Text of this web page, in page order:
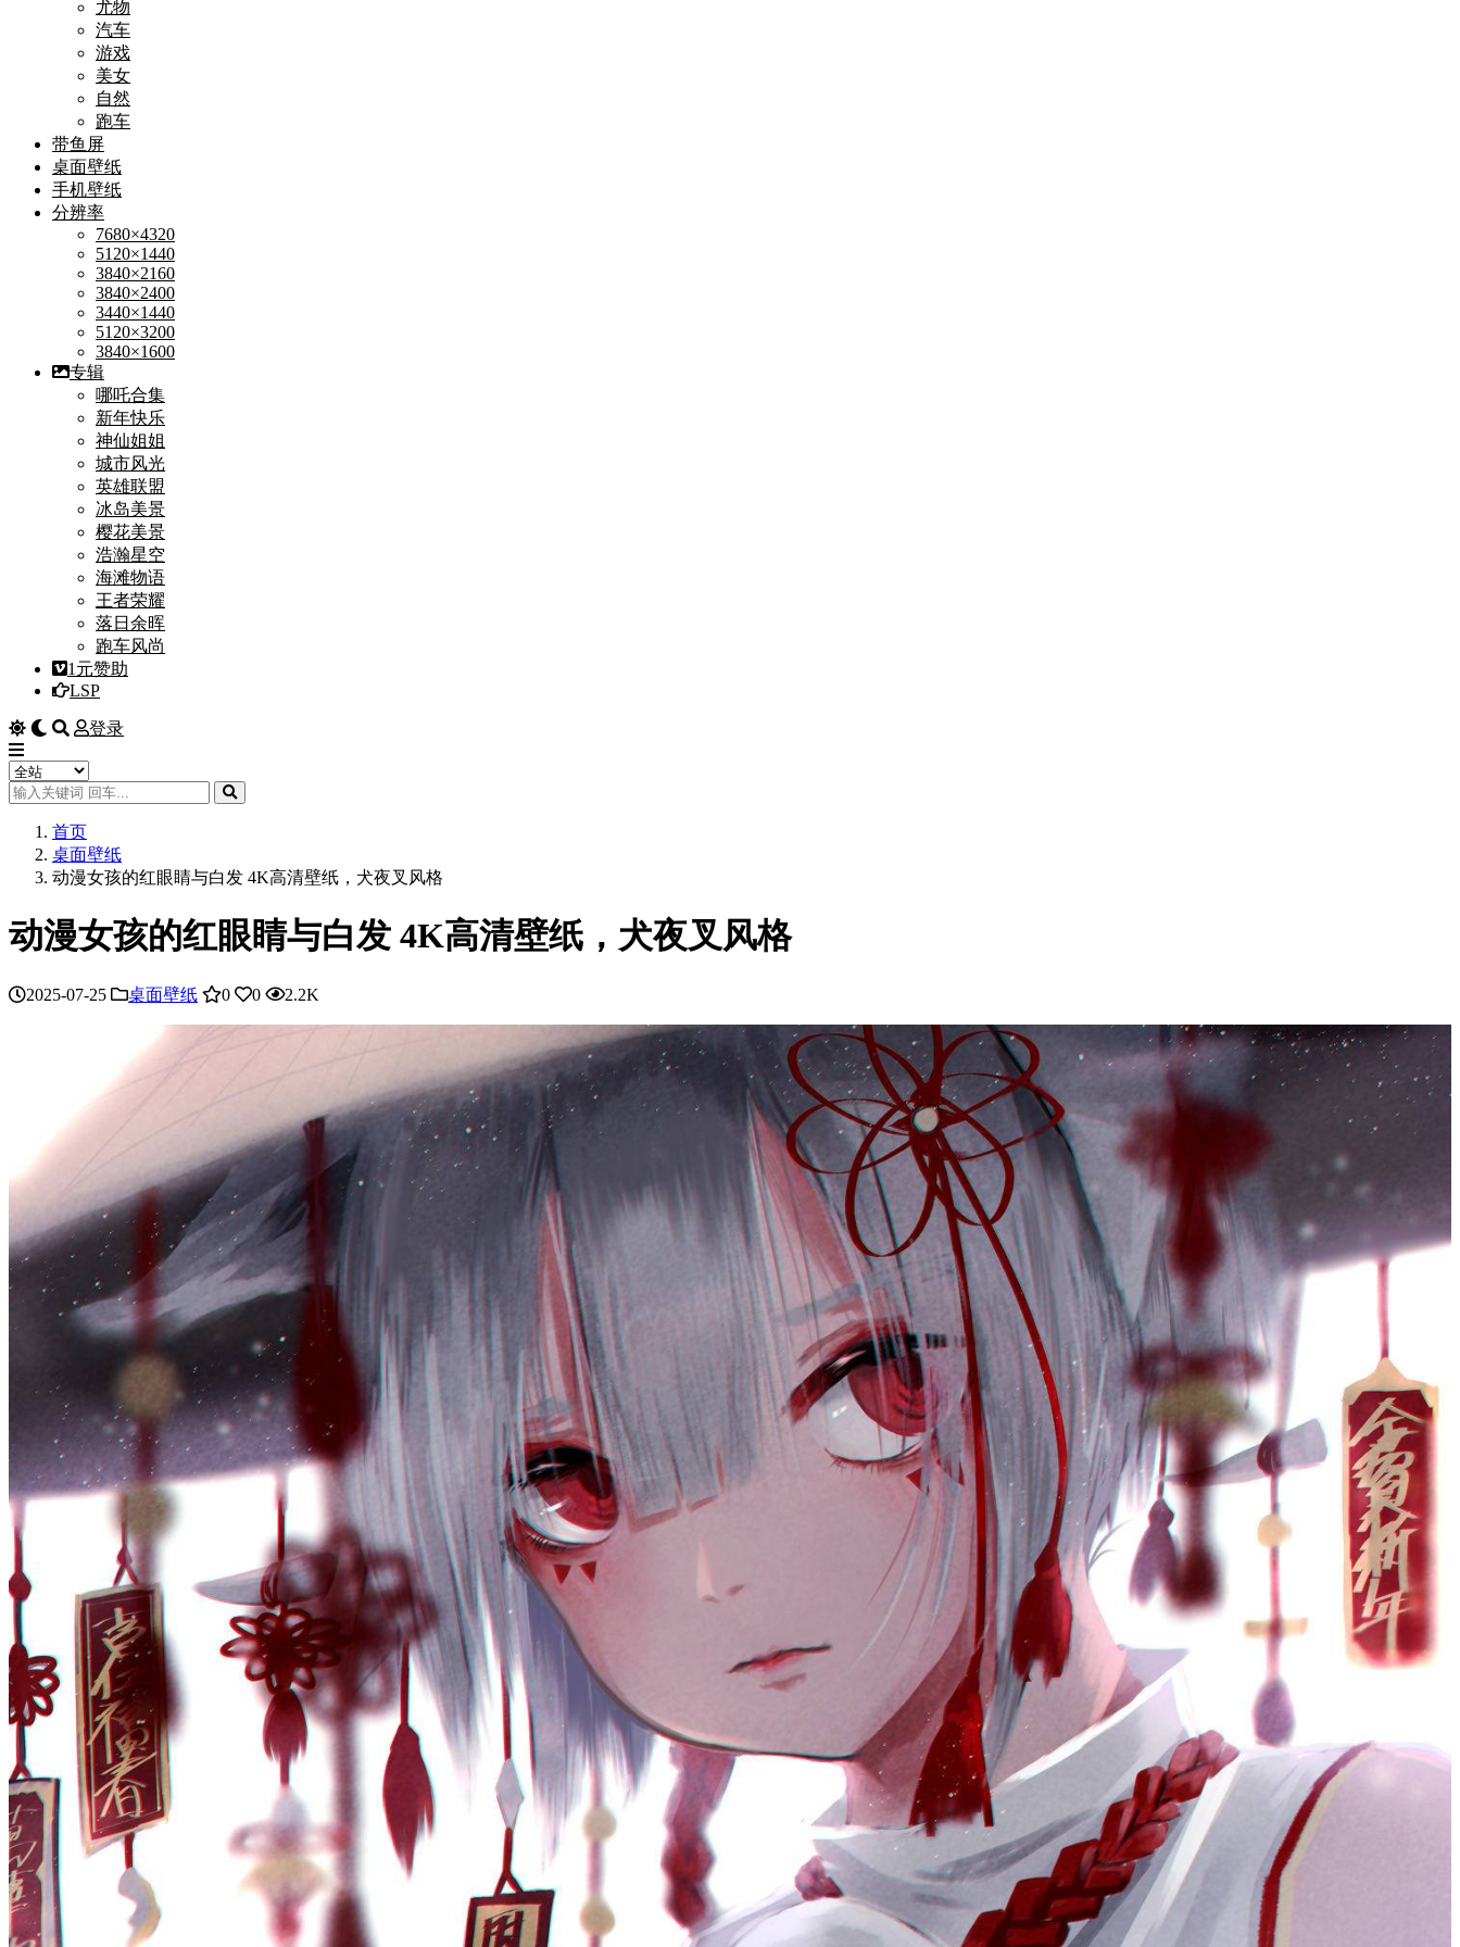
尤物
汽车
游戏
美女
自然
跑车
带鱼屏
桌面壁纸
手机壁纸
分辨率
7680×4320
5120×1440
3840×2160
3840×2400
3440×1440
5120×3200
3840×1600
专辑
哪吒合集
新年快乐
神仙姐姐
城市风光
英雄联盟
冰岛美景
樱花美景
浩瀚星空
海滩物语
王者荣耀
落日余晖
跑车风尚
1元赞助
LSP
登录
首页
桌面壁纸
动漫女孩的红眼睛与白发 4K高清壁纸，犬夜叉风格
动漫女孩的红眼睛与白发 4K高清壁纸，犬夜叉风格
2025-07-25 桌面壁纸 0 0 2.2K